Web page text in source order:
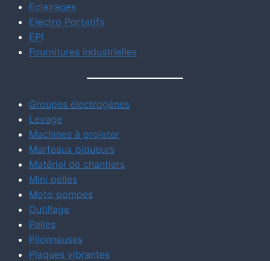
Eclairages
Electro Portatifs
EPI
Fournitures industrielles
Groupes électrogènes
Levage
Machines à projeter
Marteaux piqueurs
Matériel de chantiers
Mini pelles
Moto pompes
Outillage
Pelles
Pilonneuses
Plaques vibrantes